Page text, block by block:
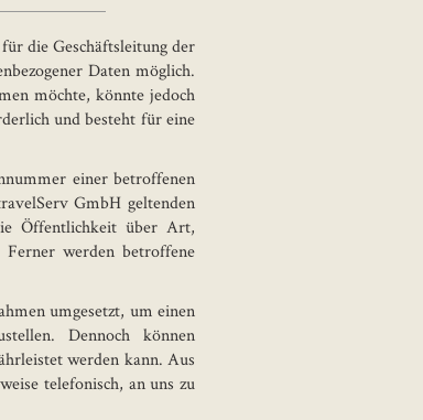
die Geschäftsleitung der
Daten möglich.
möchte, könnte jedoch
und besteht für eine
einer betroffenen
GmbH geltenden
Öffentlichkeit über Art,
werden betroffene
umgesetzt, um einen
Dennoch können
werden kann. Aus
telefonisch, an uns zu